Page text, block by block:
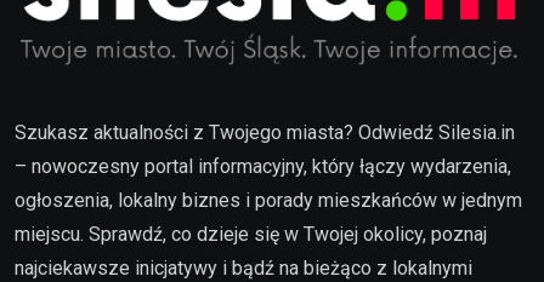
Szukasz aktualności z Twojego miasta? Odwiedź Silesia.in
– nowoczesny portal informacyjny, który łączy wydarzenia,
ogłoszenia, lokalny biznes i porady mieszkańców w jednym
miejscu. Sprawdź, co dzieje się w Twojej okolicy, poznaj
najciekawsze inicjatywy i bądź na bieżąco z lokalnymi